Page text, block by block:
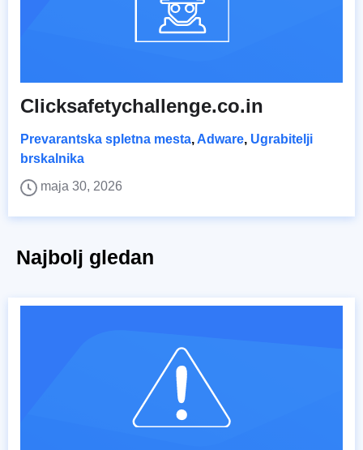
Clicksafetychallenge.co.in
Prevarantska spletna mesta, Adware, Ugrabitelji
brskalnika
maja 30, 2026
Najbolj gledan